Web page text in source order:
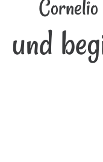
und